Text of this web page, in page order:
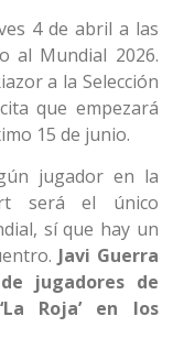
4 de abril a las
al Mundial 2026.
a la Selección
que empezará
15 de junio.
jugador en la
será el único
sí que hay un
Javi Guerra
jugadores de
Roja’ en los